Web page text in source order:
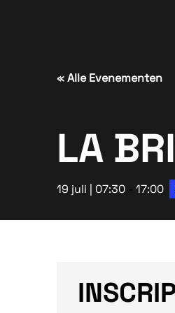
« Alle Evenementen
LA
19 juli | 07:30- 17:00